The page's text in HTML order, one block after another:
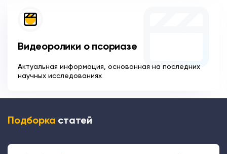
Видеоролики о псориазе
Актуальная информация, основанная на последних
научных исследованиях
Подборка статей